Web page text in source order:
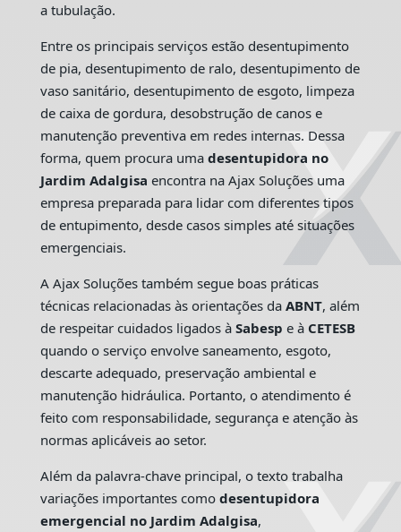
a tubulação.
Entre os principais serviços estão desentupimento
de pia, desentupimento de ralo, desentupimento de
vaso sanitário, desentupimento de esgoto, limpeza
de caixa de gordura, desobstrução de canos e
manutenção preventiva em redes internas. Dessa
forma, quem procura uma desentupidora no
Jardim Adalgisa encontra na Ajax Soluções uma
empresa preparada para lidar com diferentes tipos
de entupimento, desde casos simples até situações
emergenciais.
A Ajax Soluções também segue boas práticas
técnicas relacionadas às orientações da ABNT, além
de respeitar cuidados ligados à Sabesp e à CETESB
quando o serviço envolve saneamento, esgoto,
descarte adequado, preservação ambiental e
manutenção hidráulica. Portanto, o atendimento é
feito com responsabilidade, segurança e atenção às
normas aplicáveis ao setor.
Além da palavra-chave principal, o texto trabalha
variações importantes como desentupidora
emergencial no Jardim Adalgisa,